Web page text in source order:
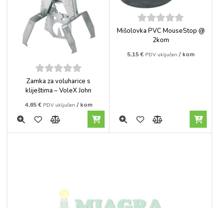
5out of
5
Zamka za voluharice s
kliještima – VoleX John
4,65€ PDV uključen / kom
5out of
Mišolovka PVC MouseStop @
2kom
5,15€ PDV uključen / kom